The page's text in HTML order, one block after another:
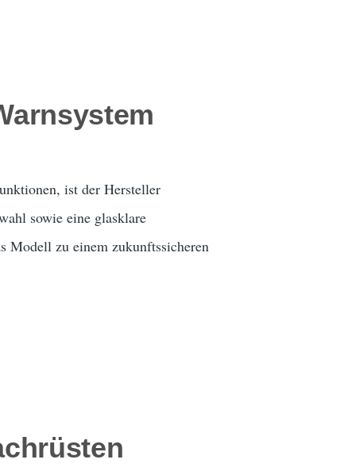
ist der Hersteller
sowie eine glasklare
Modell zu einem zukunftssicheren